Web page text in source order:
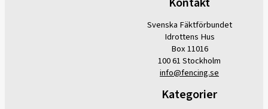
Svenska Fäktförbundet
Idrottens Hus
Box 11016
100 61 Stockholm
info@fencing.se
Kategorier